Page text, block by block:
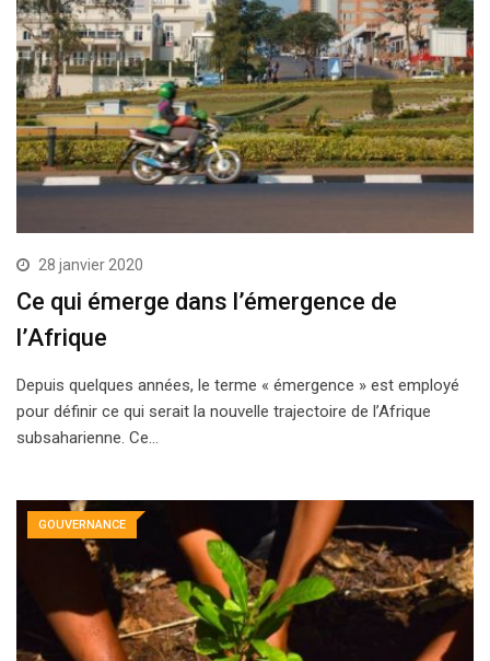
28 janvier 2020
Ce qui émerge dans l’émergence de
l’Afrique
Depuis quelques années, le terme « émergence » est employé
pour définir ce qui serait la nouvelle trajectoire de l’Afrique
subsaharienne. Ce…
GOUVERNANCE